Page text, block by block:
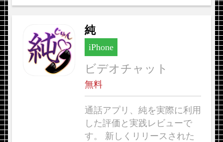
純
iPhone
ビデオチャット
無料
通話アプリ、純を実際に利用
した評価と実践レビューで
す。 新しくリリースされた